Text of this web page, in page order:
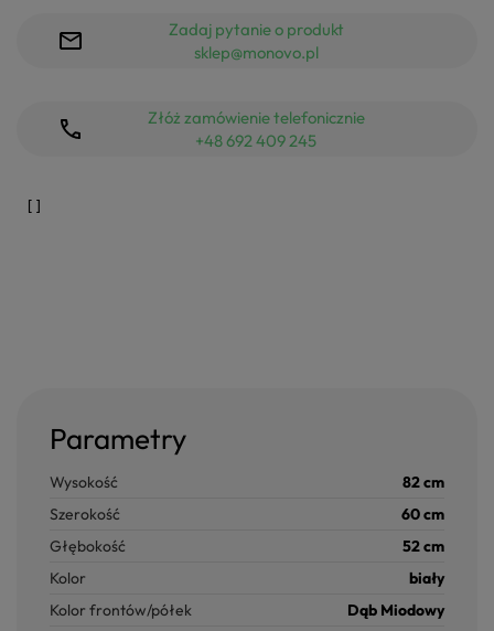
Zadaj pytanie o produkt
sklep@monovo.pl
Złóż zamówienie telefonicznie
+48 692 409 245
Parametry
Wysokość
82 cm
Szerokość
60 cm
Głębokość
52 cm
Kolor
biały
Kolor frontów/półek
Dąb Miodowy